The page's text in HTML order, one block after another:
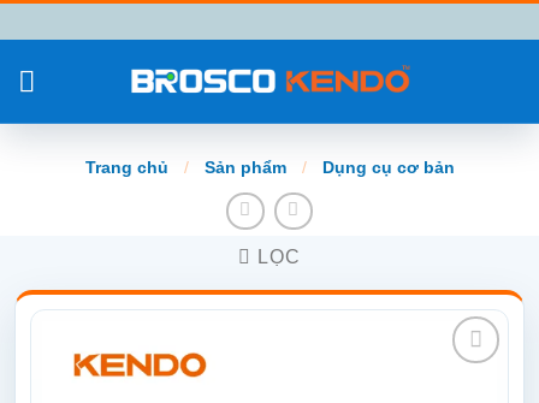
đến
nội
Trang chủ / Sản phẩm / Dụng cụ cơ bản
LỌC